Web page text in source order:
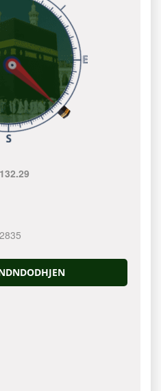
132.29